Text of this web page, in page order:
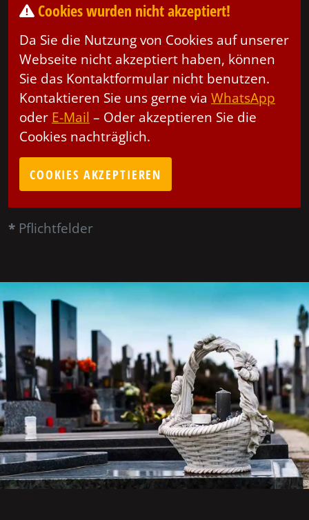
Cookies wurden nicht akzeptiert!
Da Sie die Nutzung von Cookies auf unserer
Webseite nicht akzeptiert haben, können
Sie das Kontaktformular nicht benutzen.
Kontaktieren Sie uns gerne via WhatsApp
oder E-Mail – Oder akzeptieren Sie die
Cookies nachträglich.
COOKIES AKZEPTIEREN
* Pflichtfelder